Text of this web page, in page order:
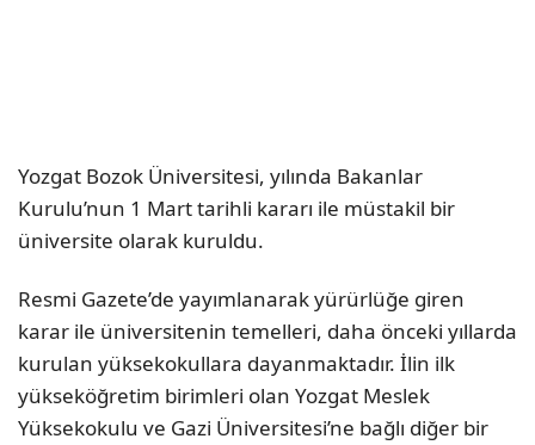
Yozgat Bozok Üniversitesi, yılında Bakanlar
Kurulu’nun 1 Mart tarihli kararı ile müstakil bir
üniversite olarak kuruldu.
Resmi Gazete’de yayımlanarak yürürlüğe giren
karar ile üniversitenin temelleri, daha önceki yıllarda
kurulan yüksekokullara dayanmaktadır. İlin ilk
yükseköğretim birimleri olan Yozgat Meslek
Yüksekokulu ve Gazi Üniversitesi’ne bağlı diğer bir